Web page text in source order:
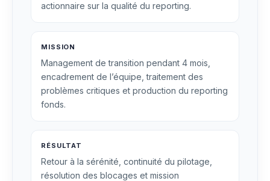
actionnaire sur la qualité du reporting.
MISSION
Management de transition pendant 4 mois,
encadrement de l’équipe, traitement des
problèmes critiques et production du reporting
fonds.
RÉSULTAT
Retour à la sérénité, continuité du pilotage,
résolution des blocages et mission